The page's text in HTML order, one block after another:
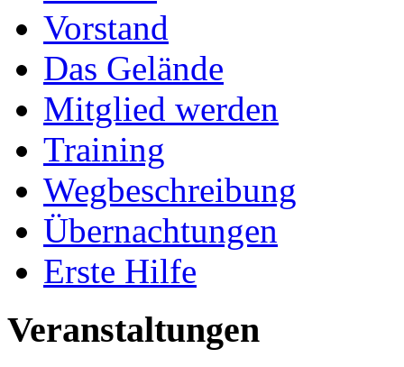
Vorstand
Das Gelände
Mitglied werden
Training
Wegbeschreibung
Übernachtungen
Erste Hilfe
Veranstaltungen